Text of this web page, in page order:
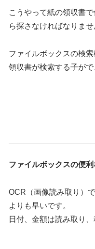
こうやって紙の領収書
ら探さなければなりま
ファイルボックスの検
領収書が検索する子がで
ファイルボックスの便
OCR（画像読み取り）
よりも早いです。
日付、金額は読み取り